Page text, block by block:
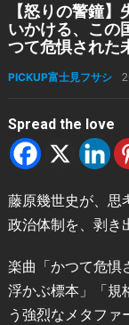
【怒りの警鐘
いかける、この
つて危惧された
PICKUP富士見フサシ
Spread the love
藤原幾世史が、思
政治体制を、剥き
楽曲「かつて危惧
浮かぶ標本」「規
う強烈なメタファ